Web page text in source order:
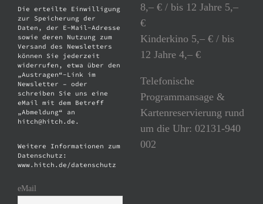
Die erteilte Einwilligung
zur Speicherung der
Daten, der E-Mail-Adresse
sowie deren Nutzung zum
Versand des Newsletters
können Sie jederzeit
widerrufen, etwa über den
„Austragen“-Link im
Newsletter – oder
schreiben Sie uns eine
eMail mit dem Betreff
„Abmeldung“ an
hitch@hitch.de.
Weitere Informationen zum
Datenschutz:
www.hitch.de/datenschutz
eMail
8,– € / bis 12 Jahre 5,–
€
Kinderkino 5,– € / bis
12 Jahre 4,– €
Telefonische
Programmansage &
Kartenreservierung rund
um die Uhr: 02131-940
002